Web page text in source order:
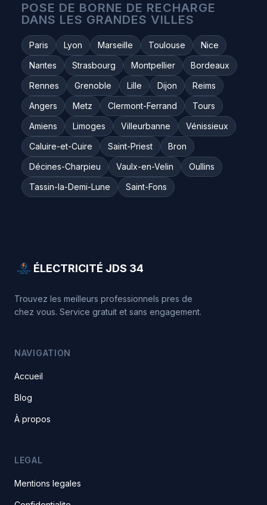
POSE DE BORNE DE RECHARGE
DANS LES GRANDES VILLES
Paris Lyon Marseille Toulouse
Nice
Nantes
Strasbourg Montpellier
Bordeaux
Rennes
Grenoble Lille Dijon
Reims
Angers
Metz Clermont-Ferrand
Tours
Amiens
Limoges Villeurbanne
Vénissieux
Caluire-et-Cuire
Saint-Priest
Bron
Décines-Charpieu
Vaulx-en-Velin
Oullins
Tassin-la-Demi-Lune
Saint-Fons
ÉLECTRICITÉ JDS 34
Trouvez les meilleurs professionnels pres de
chez vous. Service gratuit et sans engagement.
NAVIGATION
Accueil
Blog
À propos
LEGAL
Mentions legales